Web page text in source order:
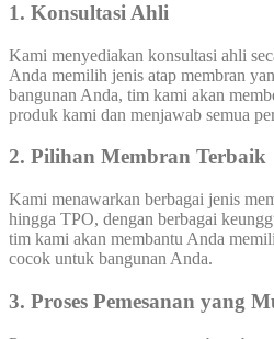
1. Konsultasi Ahli
Kami menyediakan konsultasi ahli
Anda memilih jenis atap membran
bangunan Anda, tim kami akan
produk kami dan menjawab semua
2. Pilihan Membran Terbaik
Kami menawarkan berbagai jenis
hingga TPO, dengan berbagai
tim kami akan membantu Anda
cocok untuk bangunan Anda.
3. Proses Pemesanan yang